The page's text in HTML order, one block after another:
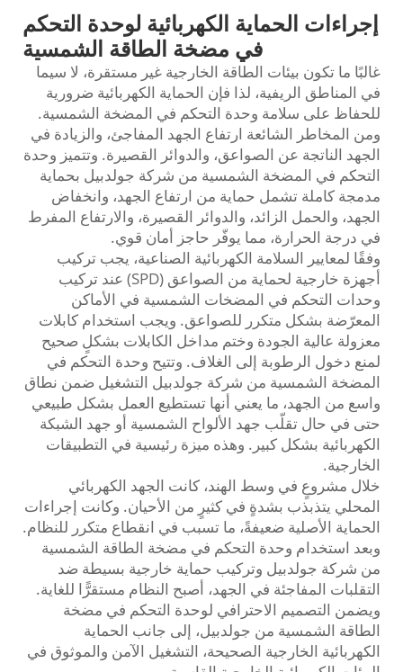
إجراءات الحماية الكهربائية لوحدة التحكم
في مضخة الطاقة الشمسية
غالبًا ما تكون بيئات الطاقة الخارجية غير مستقرة، لا سيما
في المناطق الريفية، لذا فإن الحماية الكهربائية ضرورية
للحفاظ على سلامة وحدة التحكم في المضخة الشمسية.
ومن المخاطر الشائعة ارتفاع الجهد المفاجئ، والزيادة في
الجهد الناتجة عن الصواعق، والدوائر القصيرة. وتتميز وحدة
التحكم في المضخة الشمسية من شركة جولدبيل بحماية
مدمجة كاملة تشمل حماية من ارتفاع الجهد، وانخفاض
الجهد، والحمل الزائد، والدوائر القصيرة، والارتفاع المفرط
في درجة الحرارة، مما يوفّر حاجز أمان قوي.
وفقًا لمعايير السلامة الكهربائية الصناعية، يجب تركيب
أجهزة خارجية لحماية من الصواعق (SPD) عند تركيب
وحدات التحكم في المضخات الشمسية في الأماكن
المعرّضة بشكل متكرر للصواعق. ويجب استخدام كابلات
معزولة عالية الجودة وختم مداخل الكابلات بشكلٍ صحيح
لمنع دخول الرطوبة إلى الغلاف. وتتيح وحدة التحكم في
المضخة الشمسية من شركة جولدبيل التشغيل ضمن نطاق
واسع من الجهد، ما يعني أنها تستطيع العمل بشكل طبيعي
حتى في حال تقلّب جهد الألواح الشمسية أو جهد الشبكة
الكهربائية بشكل كبير. وهذه ميزة رئيسية في التطبيقات
الخارجية.
خلال مشروعٍ في وسط الهند، كانت الجهد الكهربائي
المحلي يتذبذب بشدةٍ في كثيرٍ من الأحيان. وكانت إجراءات
الحماية الأصلية ضعيفةً، ما تسبب في انقطاع متكرر للنظام.
وبعد استخدام وحدة التحكم في مضخة الطاقة الشمسية
من شركة جولدبيل وتركيب حماية خارجية بسيطة ضد
التقلبات المفاجئة في الجهد، أصبح النظام مستقرًّا للغاية.
ويضمن التصميم الاحترافي لوحدة التحكم في مضخة
الطاقة الشمسية من جولدبيل، إلى جانب الحماية
الكهربائية الخارجية الصحيحة، التشغيل الآمن والموثوق في